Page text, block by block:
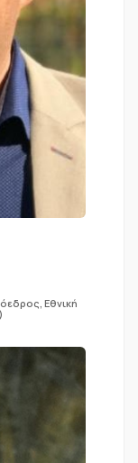
Εθνική